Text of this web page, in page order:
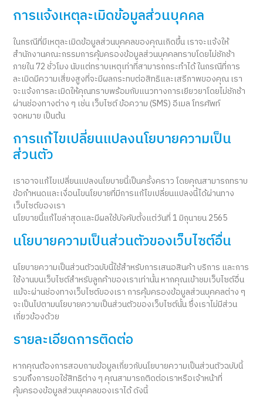
การแจ้งเหตุละเมิดข้อมูลส่วนบุคคล
ในกรณีที่มีเหตุละเมิดข้อมูลส่วนบุคคลของคุณเกิดขึ้น เราจะแจ้งให้
สำนักงานคณะกรรมการคุ้มครองข้อมูลส่วนบุคคลทราบโดยไม่ชักช้า
ภายใน 72 ชั่วโมง นับแต่ทราบเหตุเท่าที่สามารถกระทำได้ ในกรณีที่การ
ละเมิดมีความเสี่ยงสูงที่จะมีผลกระทบต่อสิทธิและเสรีภาพของคุณ เรา
จะแจ้งการละเมิดให้คุณทราบพร้อมกับแนวทางการเยียวยาโดยไม่ชักช้า
ผ่านช่องทางต่าง ๆ เช่น เว็บไซต์ ข้อความ (SMS) อีเมล โทรศัพท์
จดหมาย เป็นต้น
การแก้ไขเปลี่ยนแปลงนโยบายความเป็น
ส่วนตัว
เราอาจแก้ไขเปลี่ยนแปลงนโยบายนี้เป็นครั้งคราว โดยคุณสามารถทราบ
ข้อกำหนดและเงื่อนไขนโยบายที่มีการแก้ไขเปลี่ยนแปลงนี้ได้ผ่านทาง
เว็บไซต์ของเรา
นโยบายนี้แก้ไขล่าสุดและมีผลใช้บังคับตั้งแต่วันที่ 1 มิถุนายน 2565
นโยบายความเป็นส่วนตัวของเว็บไซต์อื่น
นโยบายความเป็นส่วนตัวฉบับนี้ใช้สำหรับการเสนอสินค้า บริการ และการ
ใช้งานบนเว็บไซต์สำหรับลูกค้าของเราเท่านั้น หากคุณเข้าชมเว็บไซต์อื่น
แม้จะผ่านช่องทางเว็บไซต์ของเรา การคุ้มครองข้อมูลส่วนบุคคลต่าง ๆ
จะเป็นไปตามนโยบายความเป็นส่วนตัวของเว็บไซต์นั้น ซึ่งเราไม่มีส่วน
เกี่ยวข้องด้วย
รายละเอียดการติดต่อ
หากคุณต้องการสอบถามข้อมูลเกี่ยวกับนโยบายความเป็นส่วนตัวฉบับนี้
รวมถึงการขอใช้สิทธิต่าง ๆ คุณสามารถติดต่อเราหรือเจ้าหน้าที่
คุ้มครองข้อมูลส่วนบุคคลของเราได้ ดังนี้